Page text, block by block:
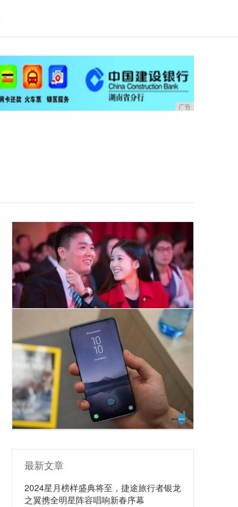
广告
最新文章
2024星月榜样盛典将至，捷途旅行者银龙
之翼携全明星阵容唱响新春序幕